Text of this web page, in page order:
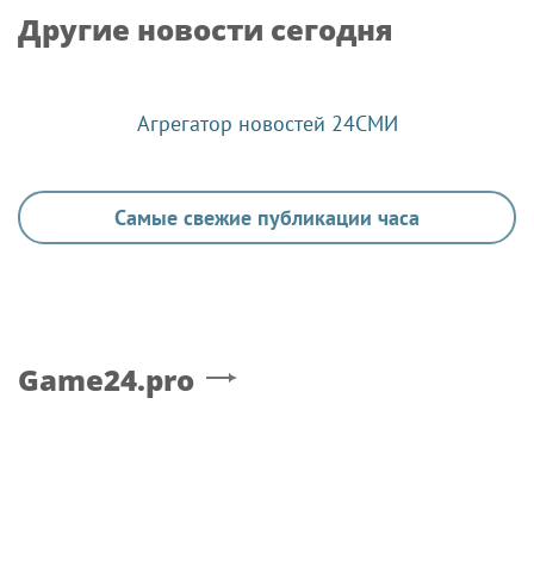
Другие новости сегодня
Агрегатор новостей 24СМИ
Самые свежие публикации часа
Game24.pro